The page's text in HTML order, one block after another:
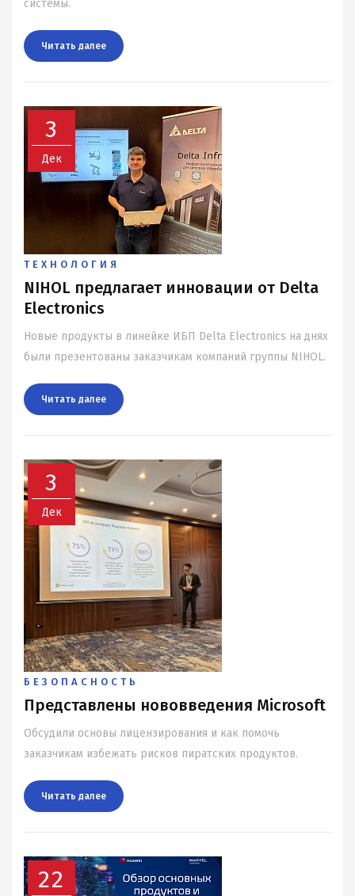
системы.
Читать далee
3
Дек
ТЕХНОЛОГИЯ
NIHOL предлагает инновации от Delta
Electronics
Новые продукты в линейке ИБП Delta Electronics на днях
были презентованы заказчикам компаний группы NIHOL.
Читать далee
3
Дек
БЕЗОПАСНОСТЬ
Представлены нововведения Microsoft
Обсудили основы лицензирования и как помочь
заказчикам избежать рисков пиратских продуктов.
Читать далee
22